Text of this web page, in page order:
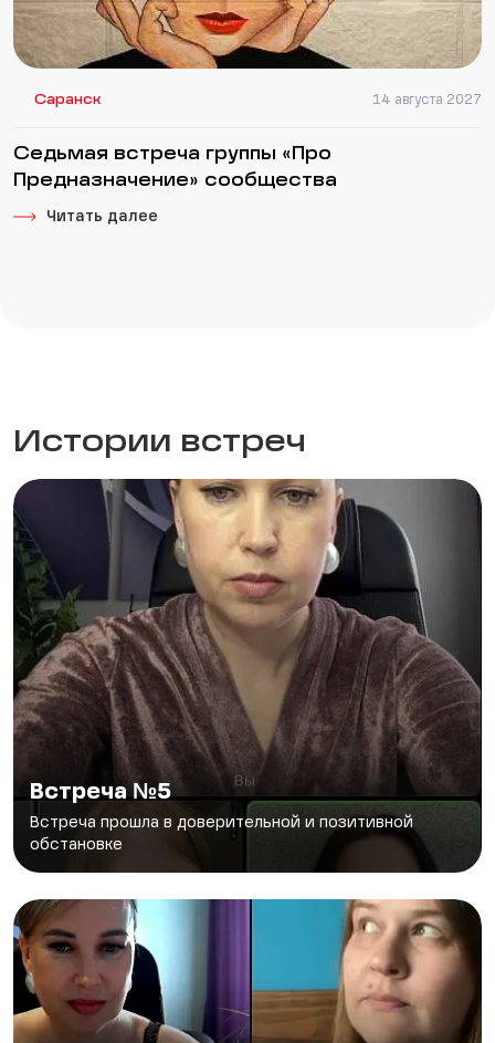
Саранск 14 августа 2027
Седьмая встреча группы «Про
Предназначение» сообщества
Читать далее
Истории встреч
Встреча №5
Встреча прошла в доверительной и позитивной
обстановке